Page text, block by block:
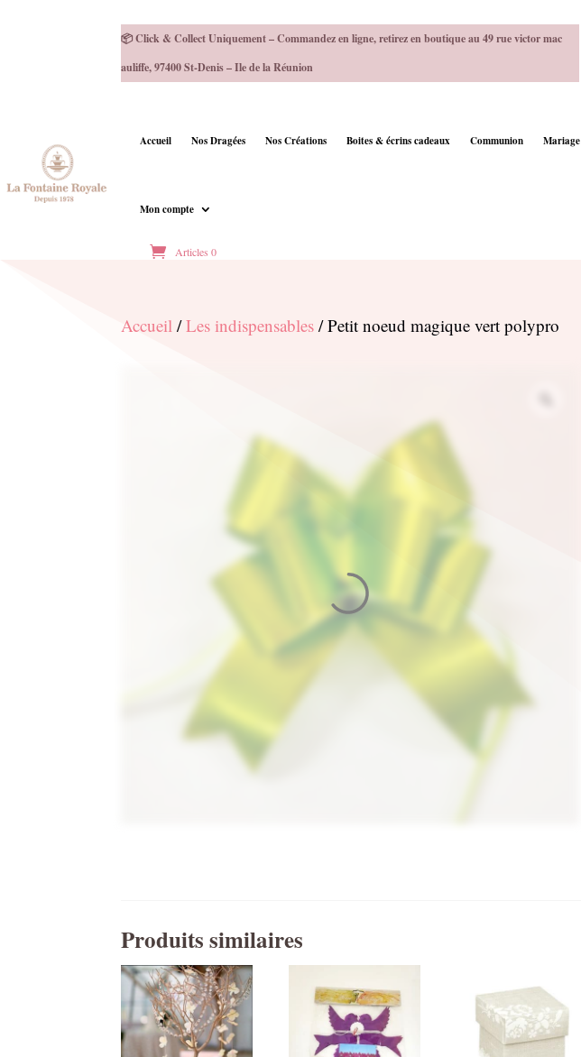
📦 Click & Collect Uniquement – Commandez en ligne, retirez en boutique au 49 rue victor mac
auliffe, 97400 St-Denis – Ile de la Réunion
Accueil Nos Dragées Nos Créations Boites & écrins cadeaux Communion Mariage
Mon compte
Articles 0
Accueil /Les indispensables / Petit noeud magique vert polypro
Produits similaires